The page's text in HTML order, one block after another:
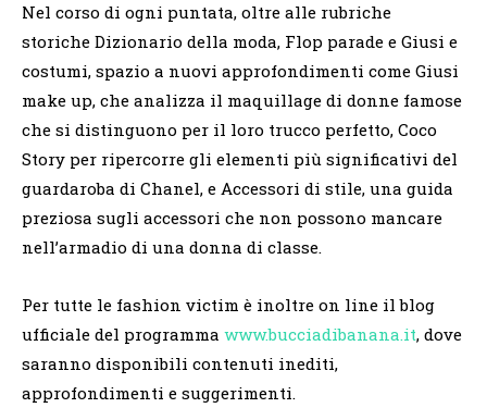
Nel corso di ogni puntata, oltre alle rubriche
storiche Dizionario della moda, Flop parade e Giusi e
costumi, spazio a nuovi approfondimenti come Giusi
make up, che analizza il maquillage di donne famose
che si distinguono per il loro trucco perfetto, Coco
Story per ripercorre gli elementi più significativi del
guardaroba di Chanel, e Accessori di stile, una guida
preziosa sugli accessori che non possono mancare
nell’armadio di una donna di classe.
Per tutte le fashion victim è inoltre on line il blog
ufficiale del programma www.bucciadibanana.it, dove
saranno disponibili contenuti inediti,
approfondimenti e suggerimenti.